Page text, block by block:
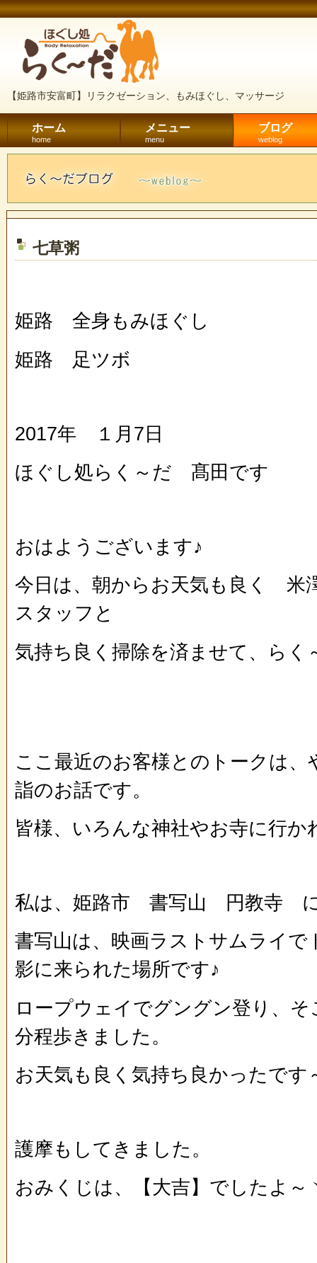
【姫路市安富町】リラクゼーション、もみほぐし、マッサージ
ホーム
home
メニュー
menu
ブログ
weblog
七草粥
姫路 全身もみほぐし
姫路 足ツボ
2017年 １月7日
ほぐし処らく～だ 髙田です
おはようございます♪
今日は、朝からお天気も良く
スタッフと
気持ち良く掃除を済ませて、らく
ここ最近のお客様とのトークは、
詣のお話です。
皆様、いろんな神社やお寺に行か
私は、姫路市 書写山 円教寺
書写山は、映画ラストサムライで
影に来られた場所です♪
ロープウェイでグングン登り、
分程歩きました。
お天気も良く気持ち良かったで
護摩もしてきました。
おみくじは、【大吉】でしたよ～